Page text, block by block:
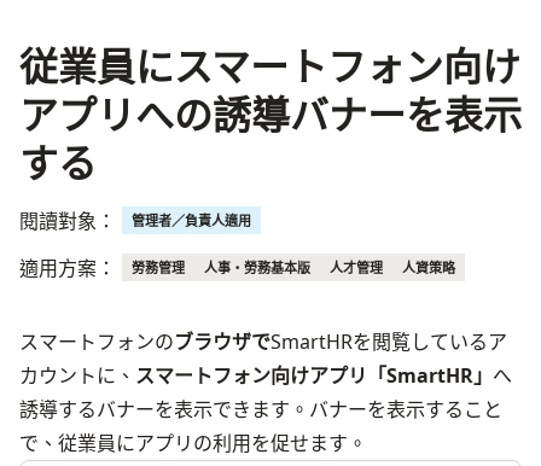
従業員にスマートフォン向け
アプリへの誘導バナーを表示
する
閱讀對象： 管理者／負責人適用
適用方案： 勞務管理 人事・勞務基本版 人才管理 人資策略
スマートフォンのブラウザでSmartHRを閲覧しているア
カウントに、 スマートフォン向けアプリ「SmartHR」 へ
誘導するバナーを表示できます。バナーを表示すること
で、従業員にアプリの利用を促せます。